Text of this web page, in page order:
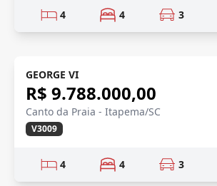
4 4 3
FRENTE MAR
Vídeo
GEORGE VI
R$ 9.788.000,00
Canto da Praia - Itapema/SC
V3009
4 4 3